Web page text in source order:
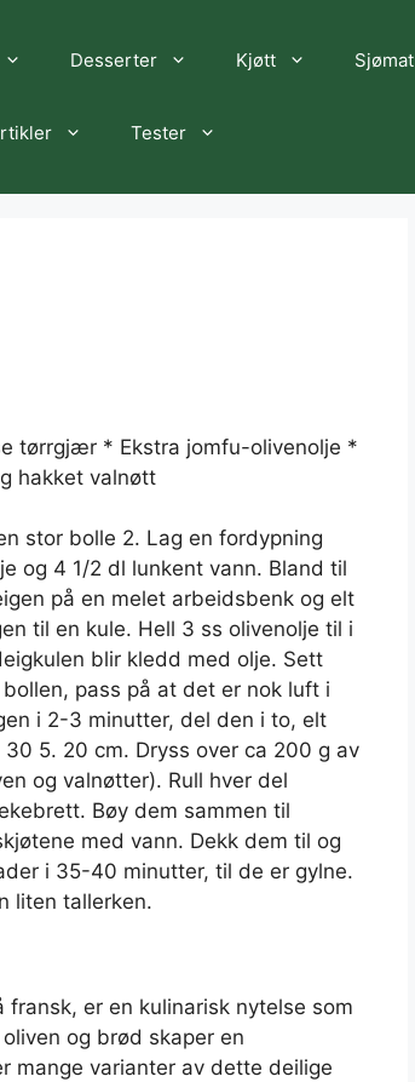
Desserter Kjøtt Sjømat
Tester
tørrgjær * Ekstra jomfu-olivenolje *
hakket valnøtt
stor bolle 2. Lag en fordypning
og 4 1/2 dl lunkent vann. Bland til
på en melet arbeidsbenk og elt
til en kule. Hell 3 ss olivenolje til i
blir kledd med olje. Sett
pass på at det er nok luft i
i 2-3 minutter, del den i to, elt
5. 20 cm. Dryss over ca 200 g av
og valnøtter). Rull hver del
Bøy dem sammen til
med vann. Dekk dem til og
i 35-40 minutter, til de er gylne.
liten tallerken.
fransk, er en kulinarisk nytelse som
og brød skaper en
mange varianter av dette deilige